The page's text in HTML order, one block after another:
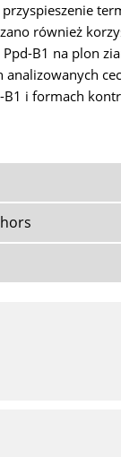
również
B1 na plon
analizowanych
i formach